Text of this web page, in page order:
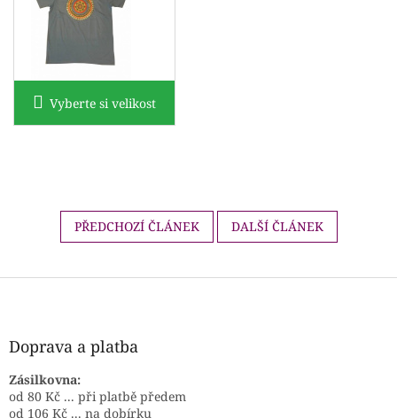
Vyberte si velikost
PŘEDCHOZÍ ČLÁNEK DALŠÍ ČLÁNEK
Z
Doprava a platba
Zásilkovna:
od 80 Kč ... při platbě předem
od 106 Kč ... na dobírku